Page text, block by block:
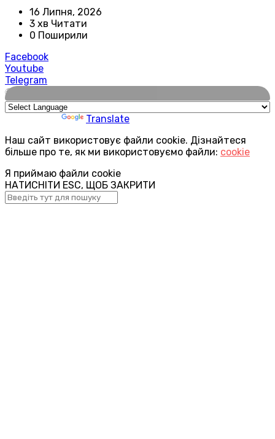
16 Липня, 2026
3 хв Читати
0 Поширили
Facebook
Youtube
Telegram
🌍
Translate
Наш сайт використовує файли cookie. Дізнайтеся
більше про те, як ми використовуємо файли: cookie
Я приймаю файли cookie
НАТИСНІТИ ESC, ЩОБ ЗАКРИТИ